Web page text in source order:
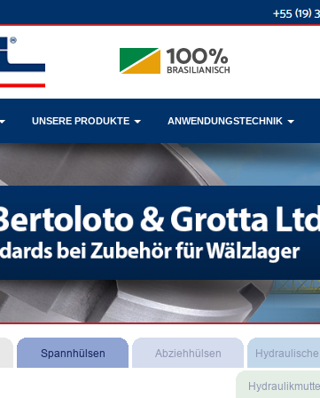
UNSERE PRODUKTE ANWENDUNGSTECHNIK